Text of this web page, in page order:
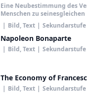
Eine Neubestimmung des
Menschen zu seinesgleichen
| Bild, Text |
Napoleon Bonaparte
| Bild, Text |
The Economy of
| Bild, Text |